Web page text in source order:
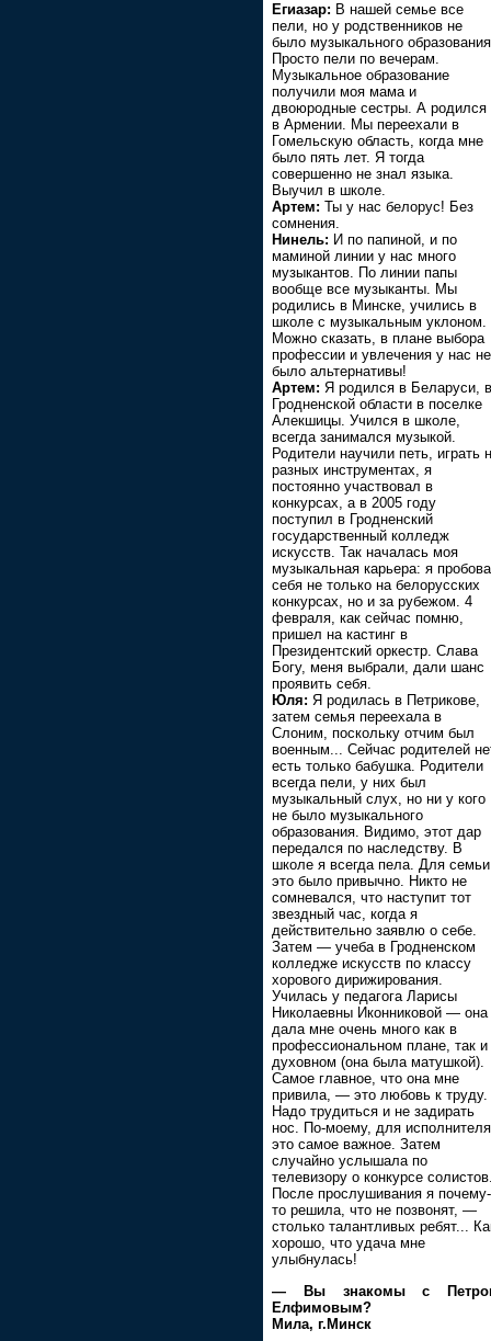
Егиазар: В нашей семье все
пели, но у родственников не
было музыкального
Просто пели по вечерам.
Музыкальное образование
получили моя мама и
двоюродные сестры. А родился
в Армении. Мы переехали в
Гомельскую область, когда мне
было пять лет. Я тогда
совершенно не знал языка.
Выучил в школе.
Артем: Ты у нас белорус! Без
сомнения.
Нинель: И по папиной, и по
маминой линии у нас много
музыкантов. По линии папы
вообще все музыканты. Мы
родились в Минске, учились в
школе с музыкальным уклоном.
Можно сказать, в плане выбора
профессии и увлечения у нас не
было альтернативы!
Артем: Я родился в Беларуси, в
Гродненской области в поселке
Алекшицы. Учился в школе,
всегда занимался музыкой.
Родители научили петь, играть
разных инструментах, я
постоянно участвовал в
конкурсах, а в 2005 году
поступил в Гродненский
государственный колледж
искусств. Так началась моя
музыкальная карьера: я
себя не только на белорусских
конкурсах, но и за рубежом. 4
февраля, как сейчас помню,
пришел на кастинг в
Президентский оркестр. Слава
Богу, меня выбрали, дали шанс
проявить себя.
Юля: Я родилась в Петрикове,
затем семья переехала в
Слоним, поскольку отчим был
военным... Сейчас родителей
есть только бабушка. Родители
всегда пели, у них был
музыкальный слух, но ни у кого
не было музыкального
образования. Видимо, этот дар
передался по наследству. В
школе я всегда пела. Для семьи
это было привычно. Никто не
сомневался, что наступит тот
звездный час, когда я
действительно заявлю о себе.
Затем — учеба в Гродненском
колледже искусств по классу
хорового дирижирования.
Училась у педагога Ларисы
Николаевны Иконниковой — она
дала мне очень много как в
профессиональном плане, так и
духовном (она была матушкой).
Самое главное, что она мне
привила, — это любовь к труду.
Надо трудиться и не задирать
нос. По-моему, для исполнителя
это самое важное. Затем
случайно услышала по
телевизору о конкурсе
После прослушивания я почему-
то решила, что не позвонят, —
столько талантливых ребят...
хорошо, что удача мне
улыбнулась!
— Вы знакомы с
Елфимовым?
Мила, г.Минск